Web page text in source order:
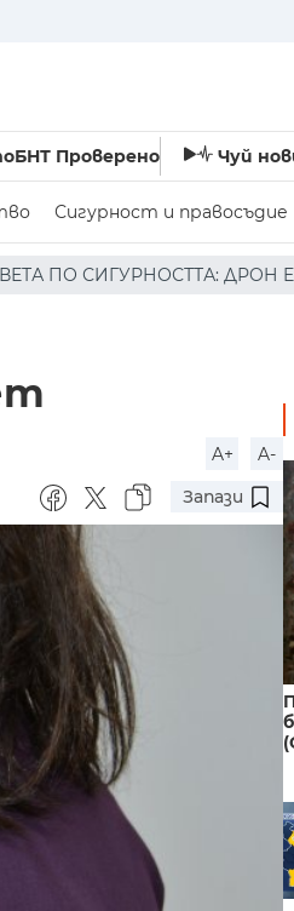
БНТ Проверено Чуй
Сигурност и правосъдие
ДРОН Е НАХЛУЛ В
A+
A-
Запази